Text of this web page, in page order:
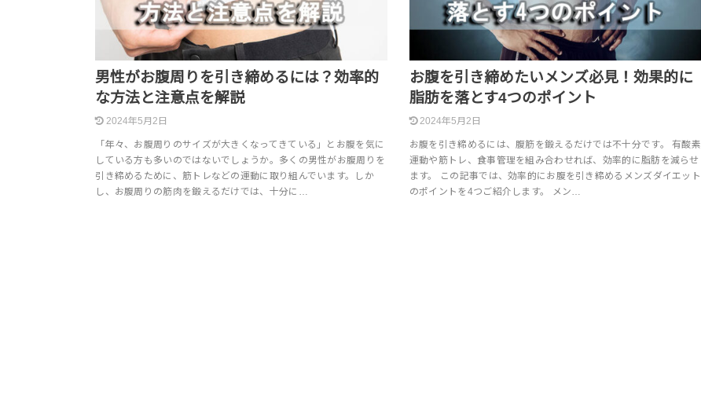
男性がお腹周りを引き締めるには？効率的
な方法と注意点を解説
2024年5月2日
「年々、お腹周りのサイズが大きくなってきている」とお腹を気に
している方も多いのではないでしょうか。多くの男性がお腹周りを
引き締めるために、筋トレなどの運動に取り組んでいます。しか
し、お腹周りの筋肉を鍛えるだけでは、十分に…
お腹を引き締めたいメンズ必見！効果的に
脂肪を落とす4つのポイント
2024年5月2日
お腹を引き締めるには、腹筋を鍛えるだけでは不十分です。 有酸素
運動や筋トレ、食事管理を組み合わせれば、効率的に脂肪を減らせ
ます。 この記事では、効率的にお腹を引き締めるメンズダイエット
のポイントを4つご紹介します。 メン…